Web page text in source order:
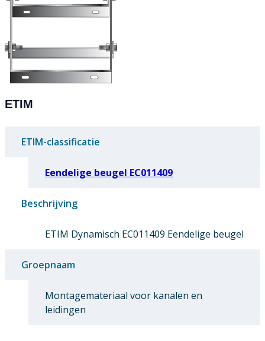
ETIM
ETIM-classificatie
Eendelige beugel EC011409
Beschrijving
ETIM Dynamisch EC011409 Eendelige beugel
Groepnaam
Montagemateriaal voor kanalen en
leidingen